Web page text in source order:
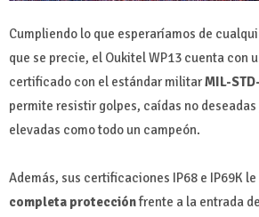
Cumpliendo lo que esperaríamos de
que se precie, el Oukitel WP13 cuenta con
certificado con el estándar militarMIL-
permite resistir golpes, caídas no
elevadas como todo un campeón.
Además, sus certificaciones IP68 e IP69K
completa protecciónfrente a la entrada